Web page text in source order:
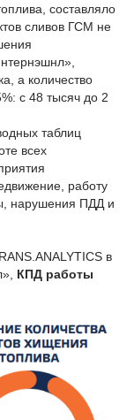
составляло
сливов ГСМ не
а количество
с 48 тысяч до 2
таблиц
всех
работу
нарушения ПДД и
в
КПД работы